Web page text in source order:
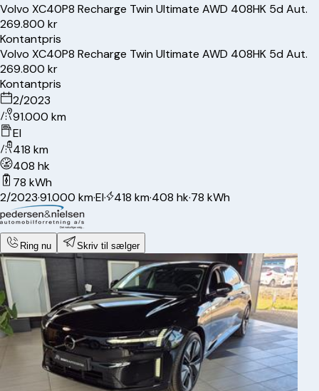
Volvo XC40P8 Recharge Twin Ultimate AWD 408HK 5d Aut.
269.800 kr
Kontantpris
Volvo XC40P8 Recharge Twin Ultimate AWD 408HK 5d Aut.
269.800 kr
Kontantpris
2/2023
91.000 km
El
418 km
408 hk
78 kWh
2/2023·91.000 km·El· 418 km·408 hk·78 kWh
Ring nu Skriv til sælger